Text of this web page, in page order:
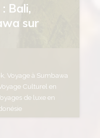
Bali,
sur
Voyage à Sumbawa
Culturel en
de luxe en